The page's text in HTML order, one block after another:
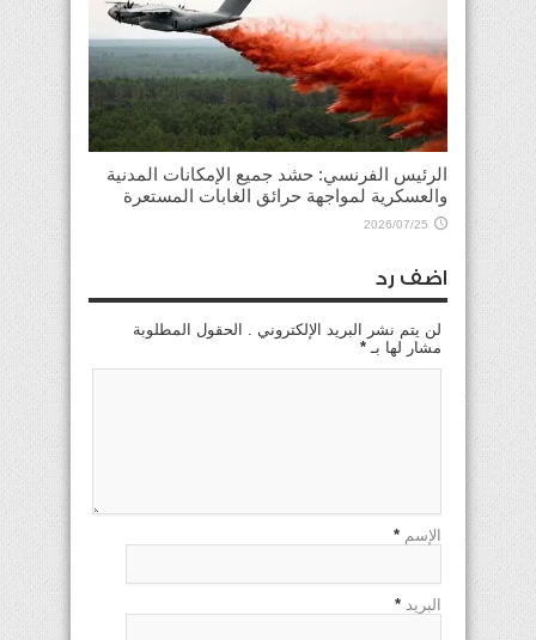
الرئيس الفرنسي: حشد جميع الإمكانات المدنية
والعسكرية لمواجهة حرائق الغابات المستعرة
2026/07/25
اضف رد
لن يتم نشر البريد الإلكتروني . الحقول المطلوبة
مشار لها بـ *
الإسم *
البريد *